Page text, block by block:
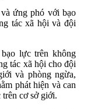
ứng phó với bạo
tác xã hội và đội
lực trên không
tác xã hội cho đội
và phòng ngừa,
phát hiện và can
cơ sở giới.